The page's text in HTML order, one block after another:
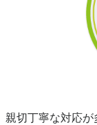
親切丁寧な対応